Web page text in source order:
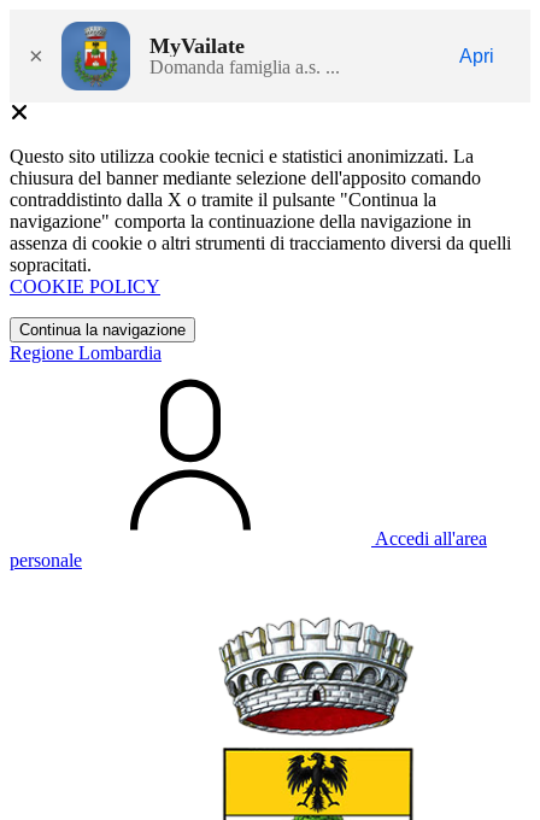
× MyVailate
Domanda famiglia a.s. ...
Apri
Questo sito utilizza cookie tecnici e statistici anonimizzati. La
chiusura del banner mediante selezione dell'apposito comando
contraddistinto dalla X o tramite il pulsante "Continua la
navigazione" comporta la continuazione della navigazione in
assenza di cookie o altri strumenti di tracciamento diversi da quelli
sopracitati.
COOKIE POLICY
Continua la navigazione
Regione Lombardia
Accedi all'area
personale